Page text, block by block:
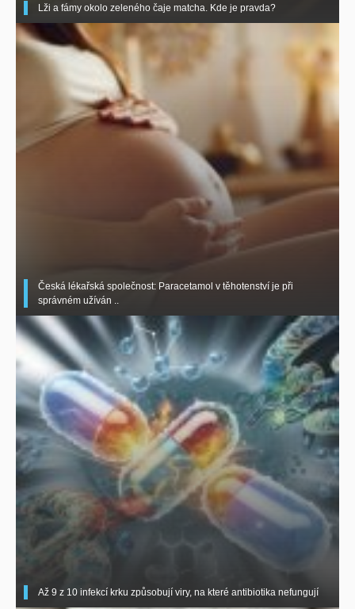
Lži a fámy okolo zeleného čaje matcha. Kde je pravda?
Česká lékařská společnost: Paracetamol v těhotenství je při
správném užíván ..
Až 9 z 10 infekcí krku způsobují viry, na které antibiotika nefungují